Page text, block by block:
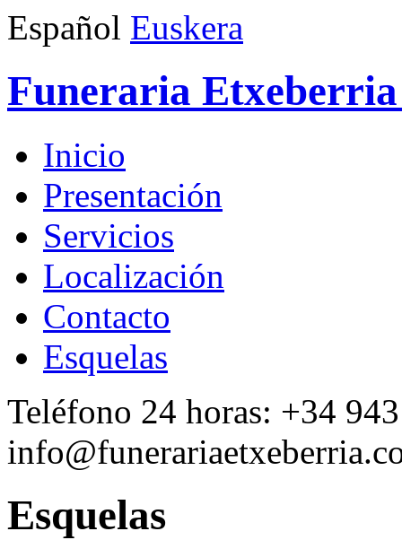
Español Euskera
Funeraria
Inicio
Presentación
Servicios
Localización
Contacto
Esquelas
Teléfono 24 horas: +34
Esquelas